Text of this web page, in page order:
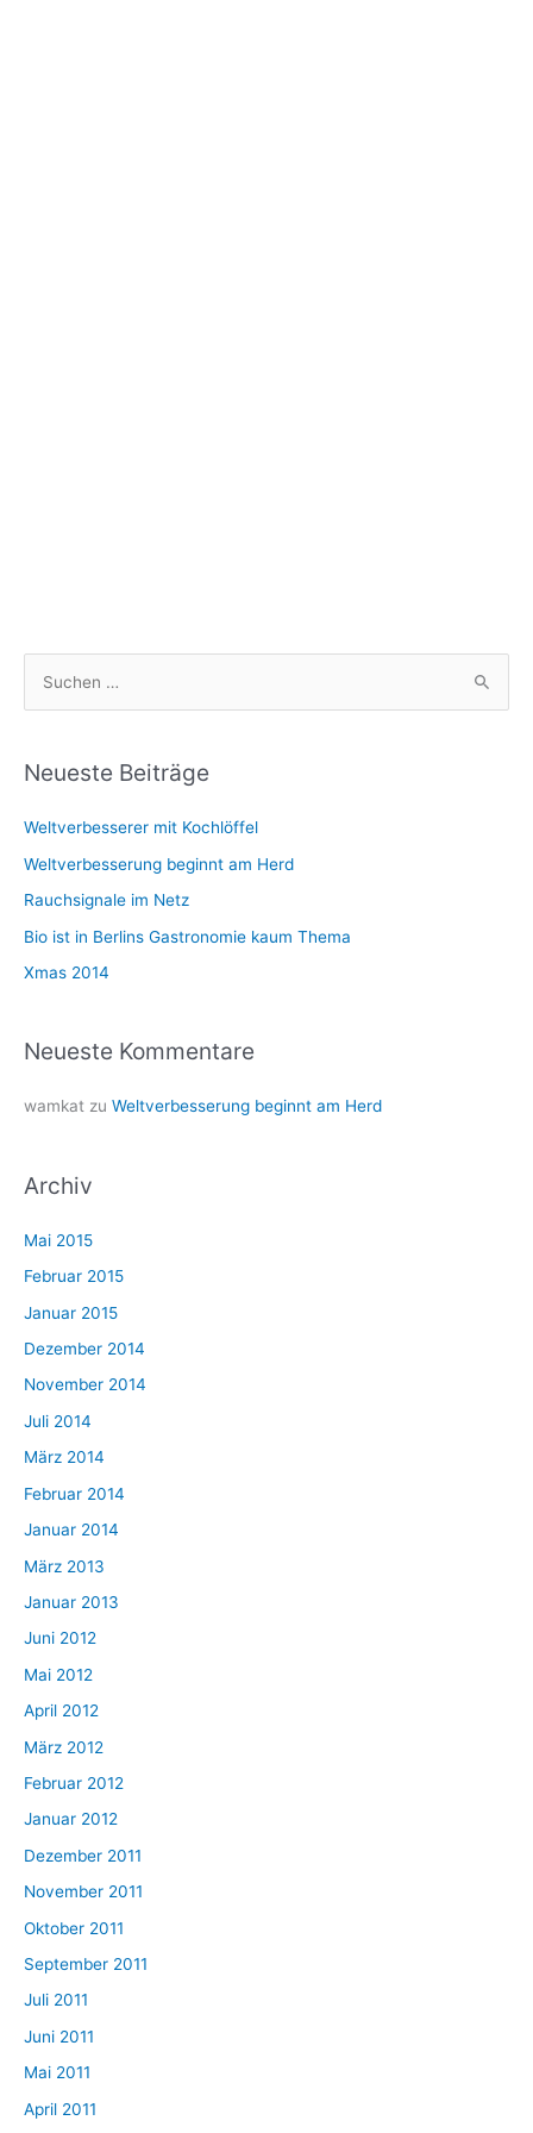
h
n
n
a
Neueste Beiträge
Weltverbesserer mit Kochlöffel
Weltverbesserung beginnt am Herd
Rauchsignale im Netz
Bio ist in Berlins Gastronomie kaum Thema
Xmas 2014
Neueste Kommentare
wamkat zu Weltverbesserung beginnt am Herd
Archiv
Mai 2015
Februar 2015
Januar 2015
Dezember 2014
November 2014
Juli 2014
März 2014
Februar 2014
Januar 2014
März 2013
Januar 2013
Juni 2012
Mai 2012
April 2012
März 2012
Februar 2012
Januar 2012
Dezember 2011
November 2011
Oktober 2011
September 2011
Juli 2011
Juni 2011
Mai 2011
April 2011